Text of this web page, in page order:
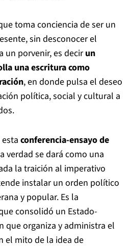
toma conciencia de ser un
sin desconocer el
un porvenir, es decirun
una escritura como
, en donde pulsa el deseo
política, social y cultural a
conferencia-ensayo de
verdad se dará como una
la traición al imperativo
instalar un orden político
y popular. Es la
consolidó un Estado-
que organiza y administra el
el mito de la idea de